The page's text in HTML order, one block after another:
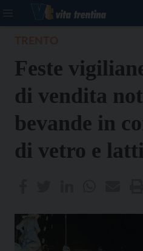
Feste
di vendita
bevande in
di vetro e